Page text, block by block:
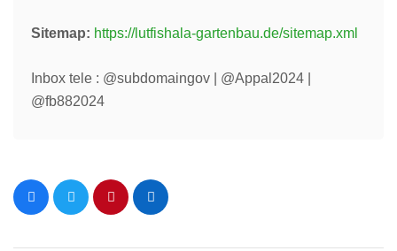
Sitemap: https://lutfishala-gartenbau.de/sitemap.xml
Inbox tele : @subdomaingov | @Appal2024 |
@fb882024